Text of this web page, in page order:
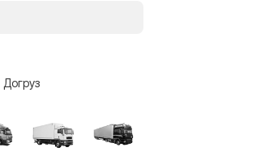
Догруз